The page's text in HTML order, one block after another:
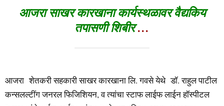
आजरा साखर कारखाना कार्यस्थळावर वैद्यकिय
तपासणी शिबीर…
आजरा शेतकरी सहकारी साखर कारखाना लि. गवसे येथे डॉ. राहुल पाटील
कन्सलल्टींग जनरल फिजिशियन, व त्यांचा स्टाफ लाईफ लाईन हॉस्पीटल